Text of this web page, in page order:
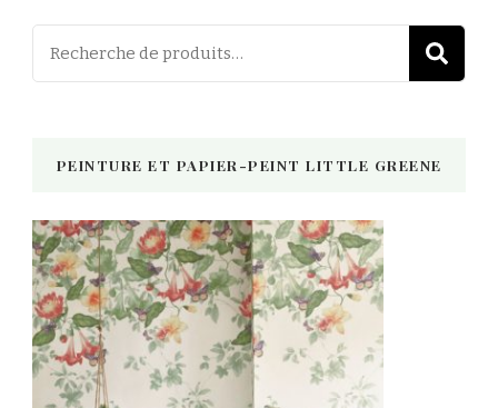
PEINTURE ET PAPIER-PEINT LITTLE GREENE